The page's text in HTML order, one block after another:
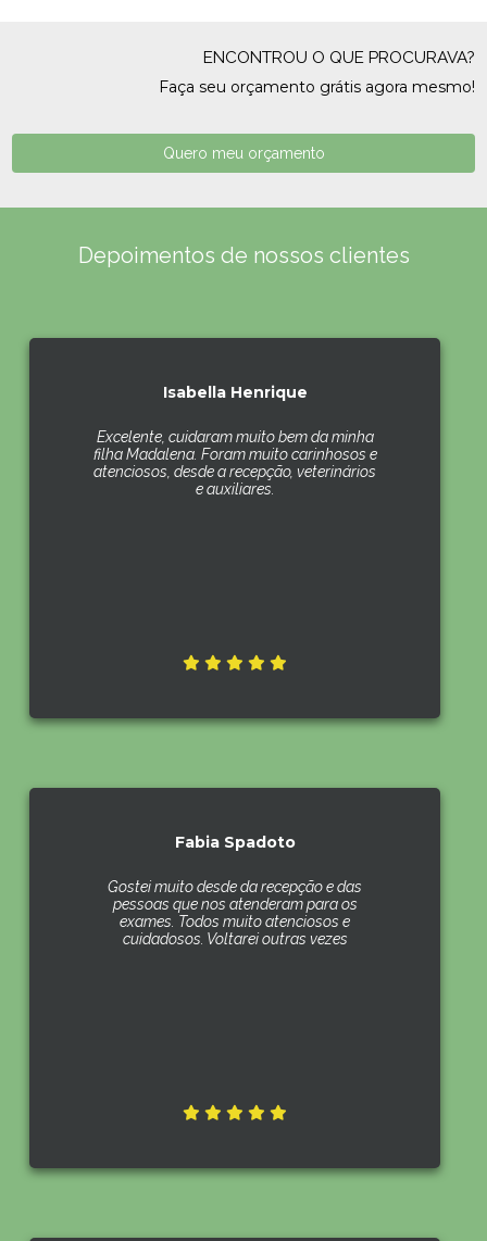
ENCONTROU O QUE PROCURAVA?
Faça seu orçamento grátis agora mesmo!
Quero meu orçamento
Depoimentos de nossos clientes
Isabella Henrique
Excelente, cuidaram muito bem da minha
filha Madalena. Foram muito carinhosos e
atenciosos, desde a recepção, veterinários
e auxiliares.
Fabia Spadoto
Gostei muito desde da recepção e das
pessoas que nos atenderam para os
exames. Todos muito atenciosos e
cuidadosos. Voltarei outras vezes